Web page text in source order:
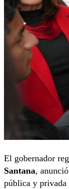
El gobernador
Santana,
pública y privada